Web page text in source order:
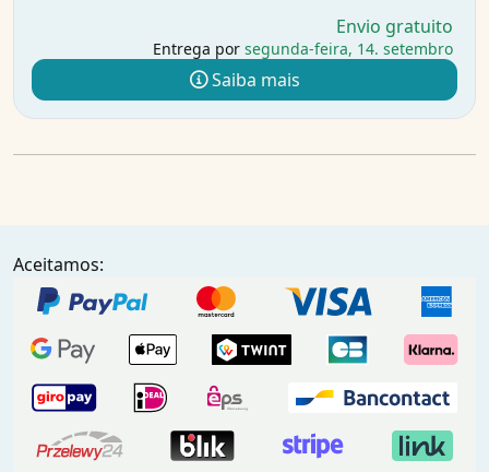
Envio gratuito
Entrega por segunda-feira, 14. setembro
Saiba mais
Aceitamos: